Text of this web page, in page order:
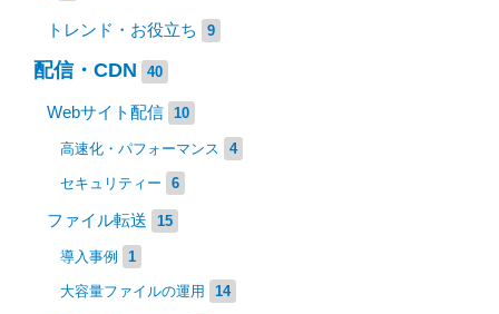
トレンド・お役立ち 9
配信・CDN 40
Webサイト配信 10
高速化・パフォーマンス 4
セキュリティー 6
ファイル転送 15
導入事例 1
大容量ファイルの運用 14